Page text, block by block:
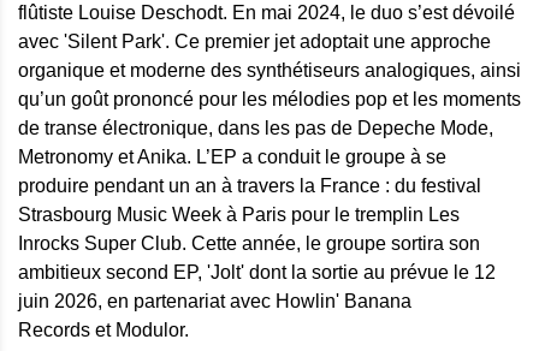
flûtiste Louise Deschodt. En mai 2024, le duo s’est dévoilé
avec 'Silent Park'. Ce premier jet adoptait une approche
organique et moderne des synthétiseurs analogiques, ainsi
qu’un goût prononcé pour les mélodies pop et les moments
de transe électronique, dans les pas de Depeche Mode,
Metronomy et Anika. L’EP a conduit le groupe à se
produire pendant un an à travers la France : du festival
Strasbourg Music Week à Paris pour le tremplin Les
Inrocks Super Club. Cette année, le groupe sortira son
ambitieux second EP, 'Jolt' dont la sortie au prévue le 12
juin 2026, en partenariat avec Howlin' Banana
Records et Modulor.